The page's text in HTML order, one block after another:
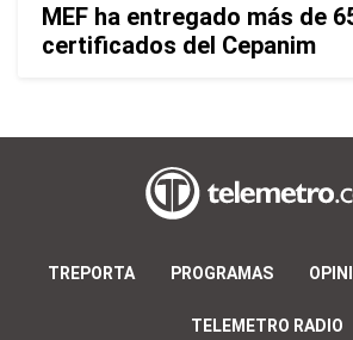
MEF ha entregado más de
certificados del Cepanim
TREPORTA PROGRAMAS
TELEMETRO RADIO